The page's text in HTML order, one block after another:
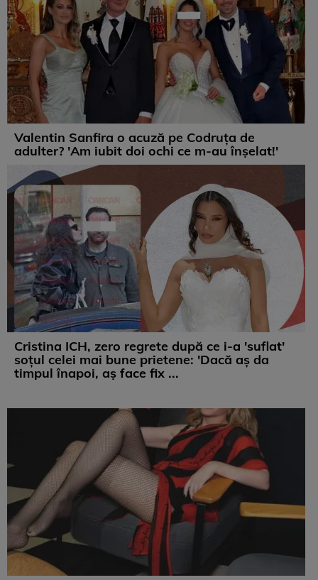
Valentin Sanfira o acuză pe Codruța de
adulter? 'Am iubit doi ochi ce m-au înșelat!'
Cristina ICH, zero regrete după ce i-a 'suflat'
soțul celei mai bune prietene: 'Dacă aș da
timpul înapoi, aș face fix ...